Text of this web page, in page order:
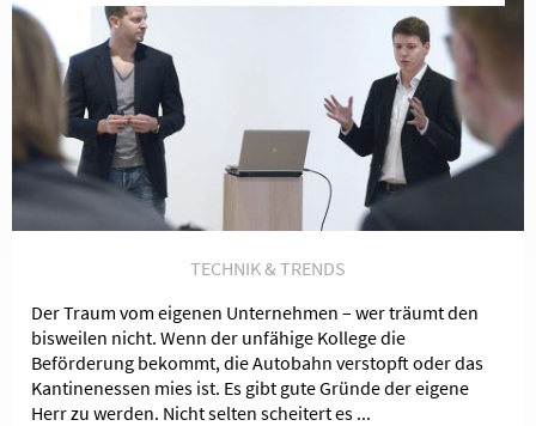
TECHNIK & TRENDS
Der Traum vom eigenen Unternehmen – wer träumt den
bisweilen nicht. Wenn der unfähige Kollege die
Beförderung bekommt, die Autobahn verstopft oder das
Kantinenessen mies ist. Es gibt gute Gründe der eigene
Herr zu werden. Nicht selten scheitert es ...